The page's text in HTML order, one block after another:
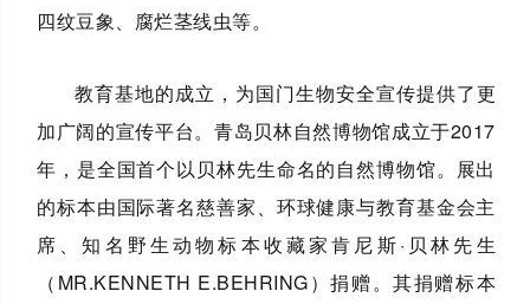
四纹豆象、腐烂茎线虫等。
教育基地的成立，为国门生物安全宣传提供了更
加广阔的宣传平台。青岛贝林自然博物馆成立于2017
年，是全国首个以贝林先生命名的自然博物馆。展出
的标本由国际著名慈善家、环球健康与教育基金会主
席、知名野生动物标本收藏家肯尼斯·贝林先生
（MR.KENNETH E.BEHRING）捐赠。其捐赠标本